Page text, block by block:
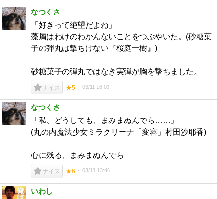
なつくさ
「好きって絶望だよね」
藻屑はわけのわかんないことをつぶやいた。(砂糖菓
子の弾丸は撃ちけない『桜庭一樹』)
砂糖菓子の弾丸ではなき実弾が胸を撃ちました。
ナイス ★5 03/11 16:03
なつくさ
「私、どうしても、まみまぬんでら……」
(丸の内魔法少女ミラクリーナ「変容」村田沙耶香)
心に残る、まみまぬんでら
ナイス ★6 03/18 13:46
いわし